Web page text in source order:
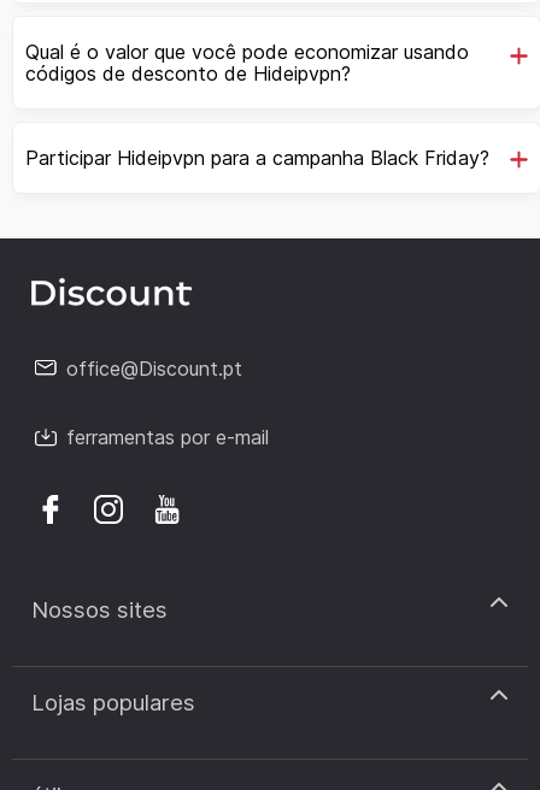
Qual é o valor que você pode economizar usando
códigos de desconto de Hideipvpn?
Participar Hideipvpn para a campanha Black Friday?
office@Discount.pt
ferramentas por e-mail
Nossos sites
discount.pt
discount.sk
Lojas populares
Cupão de desconto Zooplus